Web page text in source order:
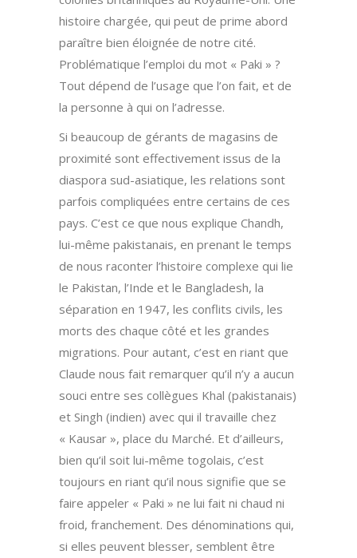
histoire chargée, qui peut de prime abord
paraître bien éloignée de notre cité.
Problématique l’emploi du mot « Paki » ?
Tout dépend de l’usage que l’on fait, et de
la personne à qui on l’adresse.
Si beaucoup de gérants de magasins de
proximité sont effectivement issus de la
diaspora sud-asiatique, les relations sont
parfois compliquées entre certains de ces
pays. C’est ce que nous explique Chandh,
lui-même pakistanais, en prenant le temps
de nous raconter l’histoire complexe qui lie
le Pakistan, l’Inde et le Bangladesh, la
séparation en 1947, les conflits civils, les
morts des chaque côté et les grandes
migrations. Pour autant, c’est en riant que
Claude nous fait remarquer qu’il n’y a aucun
souci entre ses collègues Khal (pakistanais)
et Singh (indien) avec qui il travaille chez
« Kausar », place du Marché. Et d’ailleurs,
bien qu’il soit lui-même togolais, c’est
toujours en riant qu’il nous signifie que se
faire appeler « Paki » ne lui fait ni chaud ni
froid, franchement. Des dénominations qui,
si elles peuvent blesser, semblent être